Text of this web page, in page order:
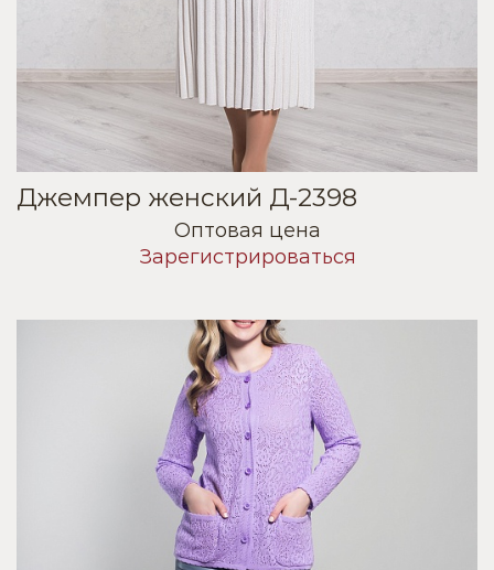
Джемпер женский Д-2398
Оптовая цена
Зарегистрироваться